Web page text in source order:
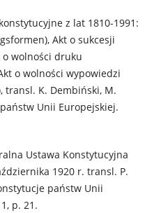
z lat 1810-1991:
Akt o sukcesji
o wolności druku
o wolności wypowiedzi
K. Dembiński, M.
Unii Europejskiej.
Ustawa Konstytucyjna
1920 r. transl. P.
państw Unii
p. 21.